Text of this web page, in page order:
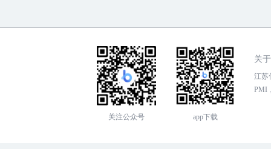
关注公众号 app下载
关
江苏
PMI